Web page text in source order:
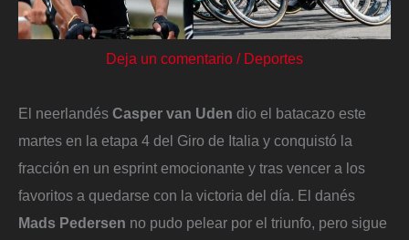
Deja un comentario / Deportes
El neerlandés Casper van Uden dio el batacazo este
martes en la etapa 4 del Giro de Italia y conquistó la
fracción en un esprint emocionante y tras vencer a los
favoritos a quedarse con la victoria del día. El danés
Mads Pedersen no pudo pelear por el triunfo, pero sigue